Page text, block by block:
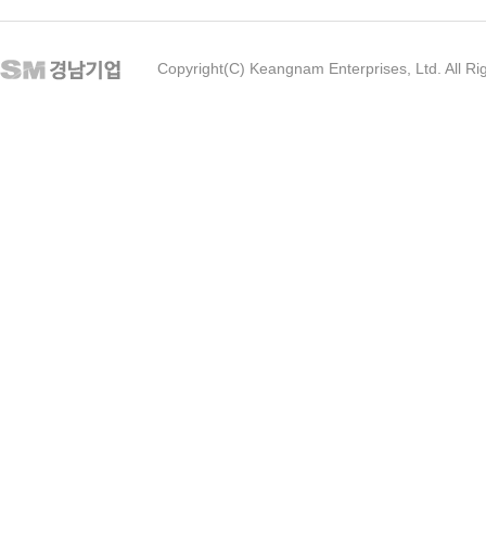
Copyright(C) Keangnam Enterprises, Ltd. All